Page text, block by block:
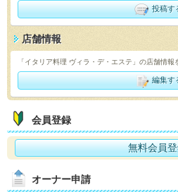
投稿す
店舗情報
「イタリア料理 ヴィラ・デ・エステ」の店舗情報
編集す
会員登録
無料会員
オーナー申請